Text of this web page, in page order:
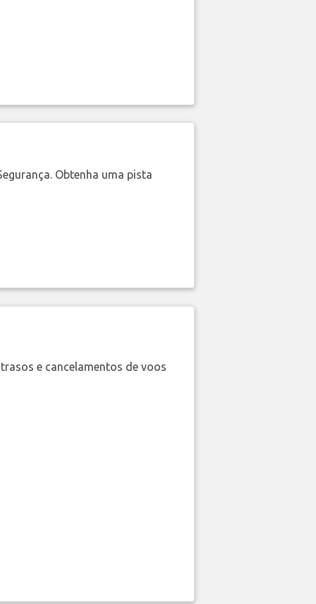
Obtenha uma pista
e cancelamentos de voos